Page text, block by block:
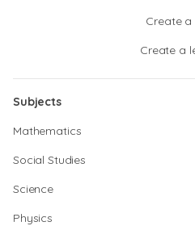
Create a
Create a
Subjects
Mathematics
Social Studies
Science
Physics